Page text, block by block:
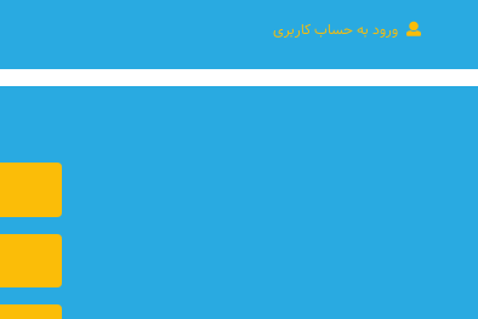
ورود به حساب کاربری